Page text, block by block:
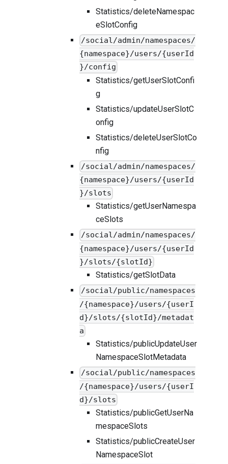
Statistics/deleteNamespac
eSlotConfig
/social/admin/namespaces/
{namespace}/users/{userId
}/config
Statistics/getUserSlotConfi
g
Statistics/updateUserSlotC
onfig
Statistics/deleteUserSlotCo
nfig
/social/admin/namespaces/
{namespace}/users/{userId
}/slots
Statistics/getUserNamespa
ceSlots
/social/admin/namespaces/
{namespace}/users/{userId
}/slots/{slotId}
Statistics/getSlotData
/social/public/namespaces
/{namespace}/users/{userI
d}/slots/{slotId}/metadat
a
Statistics/publicUpdateUser
NamespaceSlotMetadata
/social/public/namespaces
/{namespace}/users/{userI
d}/slots
Statistics/publicGetUserNa
mespaceSlots
Statistics/publicCreateUser
NamespaceSlot